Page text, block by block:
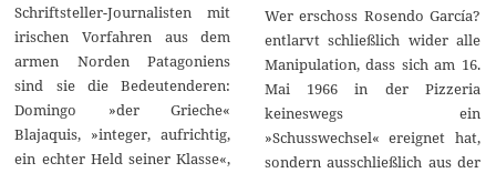
Schriftsteller-Journalisten mit
irischen Vorfahren aus dem
armen Norden Patagoniens
sind sie die Bedeutenderen:
Domingo »der Grieche«
Blajaquis, »integer, aufrichtig,
ein echter Held seiner Klasse«,
Wer erschoss Rosendo García?
entlarvt schließlich wider alle
Manipulation, dass sich am 16.
Mai 1966 in der Pizzeria
keineswegs ein
»Schusswechsel« ereignet hat,
sondern ausschließlich aus der